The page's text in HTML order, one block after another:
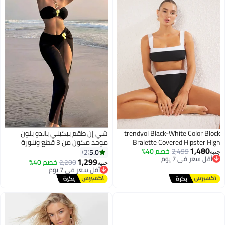
trendyol Black-White Color Block
Bralette Covered Hipster High
Waist Bikini Set Tbess25Bt00062
جنيه1,480
2,499خصم 40% أقل سعر في 7 يوم
توصيل مجاني
أقل سعر في 7 يوم
شي إن طقم بيكيني باندو بلون
موحد مكون من 3 قطع وتنورة
شبكية طويلة للغاية من شي إن،
مناسب لعطلة الربيع
5.0
2
جنيه1,299
2,200خصم 40% أقل سعر في 7 يوم
توصيل مجاني
أقل سعر في 7 يوم